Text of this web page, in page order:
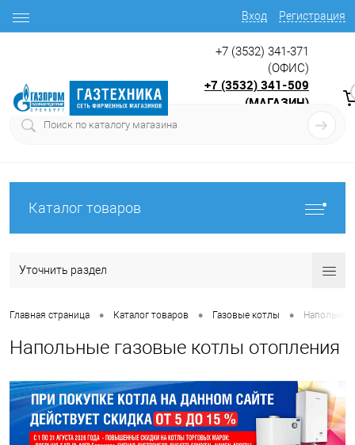
Вход Регистрация
+7 (3532) 341-371
(ОФИС)
+7 (3532) 341-509
(МАГАЗИН)
Каталог товаров
Уточнить раздел
Главная страница • Каталог товаров • Газовые котлы •
Напольные газовые котлы отопления